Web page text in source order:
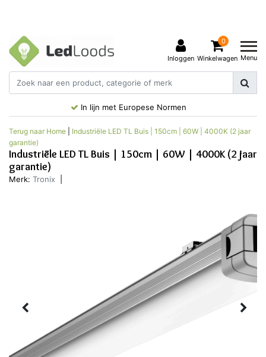
Inloggen
0
Winkelwagen Menu
In lijn met Europese Normen
Terug naar Home
Industriële LED TL Buis | 150cm | 60W | 4000K (2 jaar
garantie)
Industriële LED TL Buis | 150cm | 60W | 4000K (2 jaar
garantie)
Merk: Tronix